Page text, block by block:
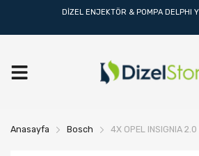
DİZEL ENJEKTÖR & POMPA DELPHI
Anasayfa Bosch 4X OPEL INSIGNIA